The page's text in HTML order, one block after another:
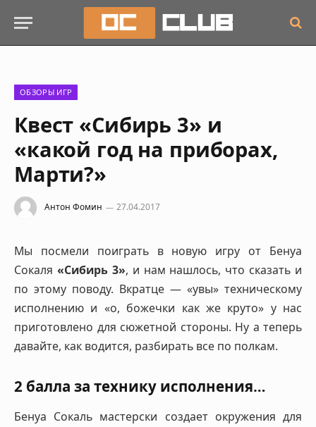
ОБЗОРЫ ИГР
Квест «Сибирь 3» и
«какой год на приборах,
Марти?»
Антон Фомин 27.04.2017
Мы посмели поиграть в новую игру от Бенуа
Сокаля «Сибирь 3», и нам нашлось, что сказать и
по этому поводу. Вкратце — «увы» техническому
исполнению и «о, божечки как же круто» у нас
приготовлено для сюжетной стороны. Ну а теперь
давайте, как водится, разбирать все по полкам.
2 балла за технику исполнения…
Бенуа Сокаль мастерски создает окружения для